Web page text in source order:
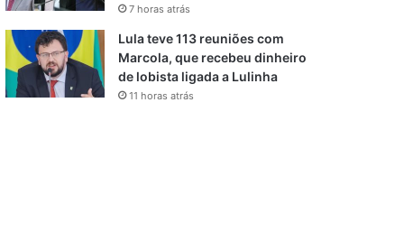
7 horas atrás
Lula teve 113 reuniões com
Marcola, que recebeu dinheiro
de lobista ligada a Lulinha
11 horas atrás